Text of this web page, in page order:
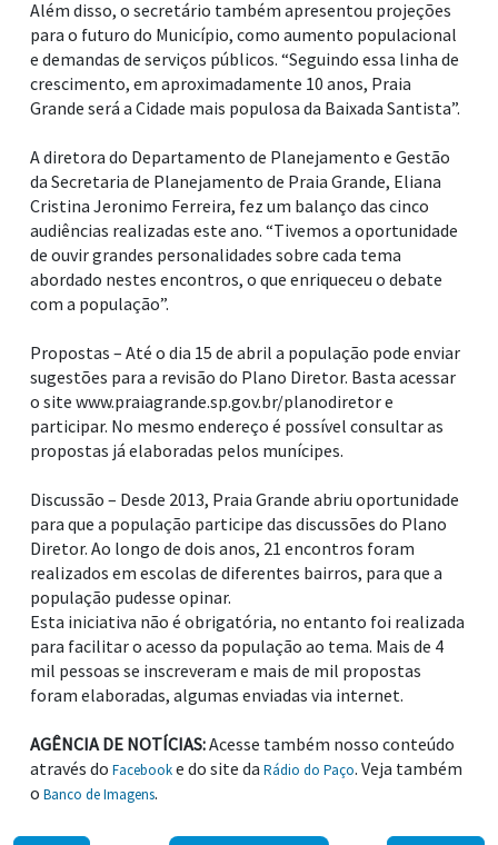
Além disso, o secretário também apresentou projeções
para o futuro do Município, como aumento populacional
e demandas de serviços públicos. “Seguindo essa linha de
crescimento, em aproximadamente 10 anos, Praia
Grande será a Cidade mais populosa da Baixada Santista”.
A diretora do Departamento de Planejamento e Gestão
da Secretaria de Planejamento de Praia Grande, Eliana
Cristina Jeronimo Ferreira, fez um balanço das cinco
audiências realizadas este ano. “Tivemos a oportunidade
de ouvir grandes personalidades sobre cada tema
abordado nestes encontros, o que enriqueceu o debate
com a população”.
Propostas – Até o dia 15 de abril a população pode enviar
sugestões para a revisão do Plano Diretor. Basta acessar
o site www.praiagrande.sp.gov.br/planodiretor e
participar. No mesmo endereço é possível consultar as
propostas já elaboradas pelos munícipes.
Discussão – Desde 2013, Praia Grande abriu oportunidade
para que a população participe das discussões do Plano
Diretor. Ao longo de dois anos, 21 encontros foram
realizados em escolas de diferentes bairros, para que a
população pudesse opinar.
Esta iniciativa não é obrigatória, no entanto foi realizada
para facilitar o acesso da população ao tema. Mais de 4
mil pessoas se inscreveram e mais de mil propostas
foram elaboradas, algumas enviadas via internet.
AGÊNCIA DE NOTÍCIAS:Acesse também nosso conteúdo
através do Facebooke do site da Rádio do Paço. Veja também
o Banco de Imagens.